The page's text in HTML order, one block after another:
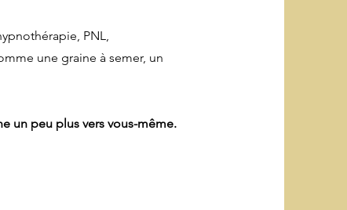
PNL,
une graine à semer, un
un peu plus vers vous-même.